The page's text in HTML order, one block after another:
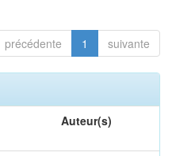
précédente 1 suivante
Auteur(s)